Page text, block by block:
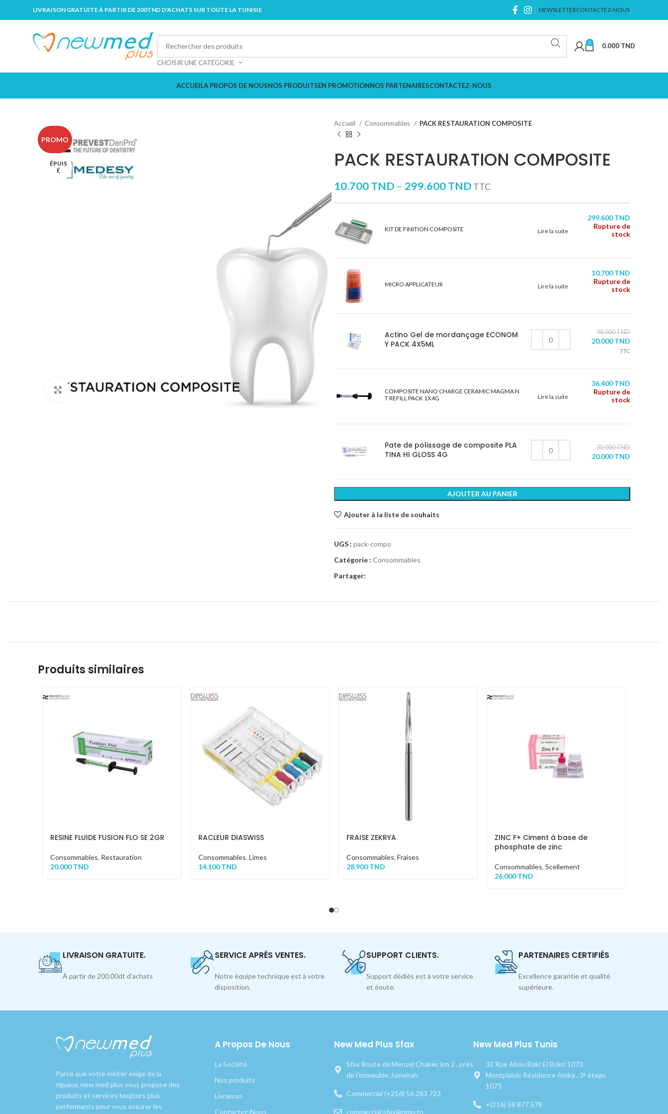
LIVRAISON GRATUITE À PARTIR DE 200TND D'ACHATS SUR TOUTE LA TUNISIE NEWSLETTERCONTACTEZ-NOUS
CHOISIR UNE CATÉGORIE
0 0.000 TND
ACCUEILA PROPOS DE NOUSNOS PRODUITSEN PROMOTIONNOS PARTENAIRESCONTACTEZ-NOUS
PROMO
ÉPUIS
É
Cliquez pour agrandir
Accueil Consommables PACK RESTAURATION COMPOSITE
PACK RESTAURATION COMPOSITE
10.700TND – 299.600TND TTC
KIT DE FINITION COMPOSITE Lire la suite
299.600TND
Rupture de
stock
MICRO APPLICATEUR Lire la suite
10.700TND
Rupture de
stock
Actino Gel de mordançage ECONOM
Y PACK 4X5ML
48.000TND
20.000TND
TTC
COMPOSITE NANO CHARGE CERAMIC MAGMA N
T REFILL PACK 1X4G
Lire la suite
36.400TND
Rupture de
stock
Pate de polissage de composite PLA
TINA HI GLOSS 4G
30.000TND
20.000TND
AJOUTER AU PANIER
Ajouter à la liste de souhaits
UGS : pack-compo
Catégorie : Consommables
Partager:
Produits similaires
RESINE FLUIDE FUSION FLO SE 2GR
Consommables, Restauration
20.000TND
RACLEUR DIASWISS
Consommables, Limes
14.100TND
FRAISE ZEKRYA
Consommables, Fraises
28.900TND
ZINC F+ Ciment à base de
phosphate de zinc
Consommables, Scellement
26.000TND
LIVRAISON GRATUITE.
À partir de 200.00dt d'achats
SERVICE APRÉS VENTES.
Notre équipe technique est à votre
disposition.
SUPPORT CLIENTS.
Support dédiés est à votre service
et éoute.
PARTENAIRES CERTIFIÉS
Excellence garantie et qualité
supérieure.
Parce que votre métier exige de la
rigueur, new med plus vous propose des
produits et services toujours plus
performants pour vous assurer les
A Propos De Nous
La Société
Nos produits
Livraison
Contactez-Nous
New Med Plus Sfax
Sfax Route de Menzel Chaker, km 2 , près
de l’immeuble Jumeirah
Commercial (+216) 56 283 723
commercial.sfax@nmp.tn
New Med Plus Tunis
32 Rue Abou Bakr El Bokri 1073
Montplaisir, Résidence Amira , 3ᵉ étage,
1073
+(216) 58 877 578